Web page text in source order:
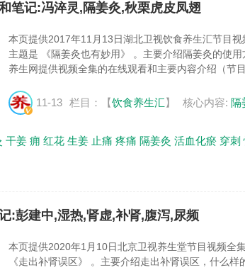
笔记:冯淬灵,隔姜灸,秋栗虎皮凤翅
本页提供2017年11月13日湖北卫视饮食养生汇节目
主题是 《隔姜灸也有妙用》 。主要介绍隔姜灸的使
养生网提供视频全集的在线观看和主要内容介绍（节目
11-13 栏目：【饮食养生汇】 核心内容: 隔
干姜 痈 红花 生姜 止痛 疼痛 隔姜灸 活血化瘀 穿刺
:彭建中,湿热,肾虚,补肾,腹泻,尿频
本页提供2020年1月10日北京卫视养生堂节目视频全
《走出补肾误区》 。主要介绍走出补肾误区，什么